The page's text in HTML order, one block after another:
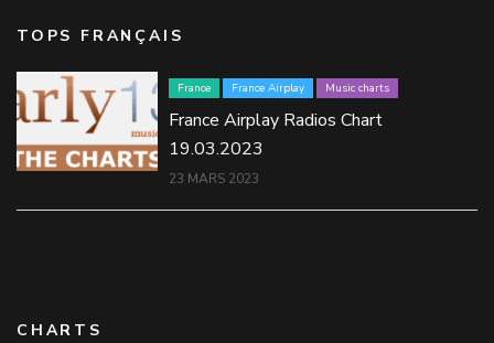
TOPS FRANÇAIS
France France Airplay Music charts
France Airplay Radios Chart
19.03.2023
23 MARS 2023
CHARTS